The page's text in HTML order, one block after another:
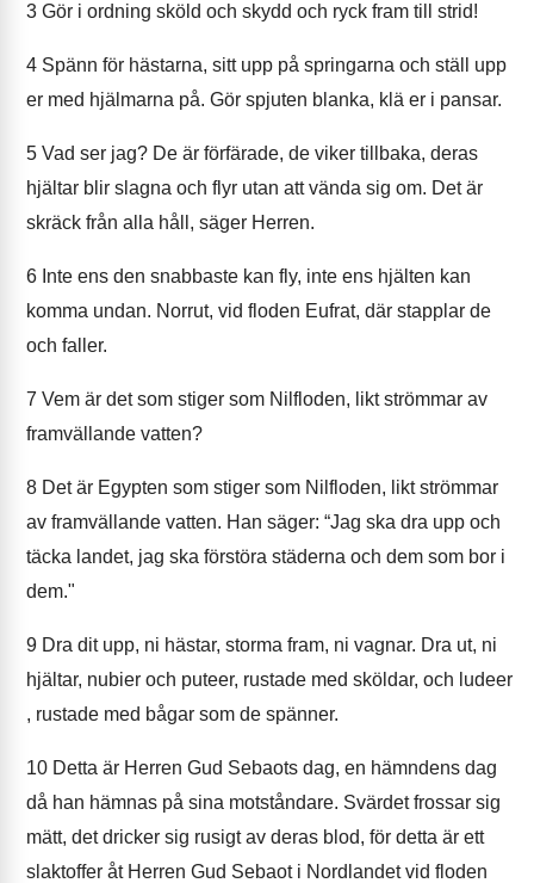
3 Gör i ordning sköld och skydd och ryck fram till strid!
4 Spänn för hästarna, sitt upp på springarna och ställ upp
er med hjälmarna på. Gör spjuten blanka, klä er i pansar.
5 Vad ser jag? De är förfärade, de viker tillbaka, deras
hjältar blir slagna och flyr utan att vända sig om. Det är
skräck från alla håll, säger Herren.
6 Inte ens den snabbaste kan fly, inte ens hjälten kan
komma undan. Norrut, vid floden Eufrat, där stapplar de
och faller.
7 Vem är det som stiger som Nilfloden, likt strömmar av
framvällande vatten?
8 Det är Egypten som stiger som Nilfloden, likt strömmar
av framvällande vatten. Han säger: “Jag ska dra upp och
täcka landet, jag ska förstöra städerna och dem som bor i
dem."
9 Dra dit upp, ni hästar, storma fram, ni vagnar. Dra ut, ni
hjältar, nubier och puteer, rustade med sköldar, och ludeer
, rustade med bågar som de spänner.
10 Detta är Herren Gud Sebaots dag, en hämndens dag
då han hämnas på sina motståndare. Svärdet frossar sig
mätt, det dricker sig rusigt av deras blod, för detta är ett
slaktoffer åt Herren Gud Sebaot i Nordlandet vid floden